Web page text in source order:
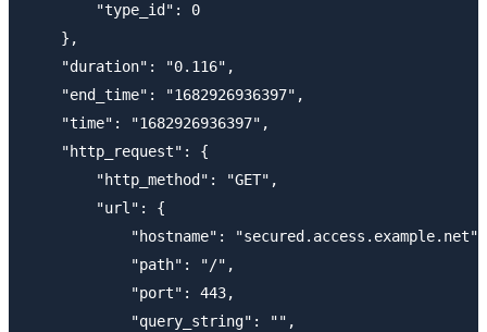
        "type_id": 0
    },
    "duration": "0.116",
    "end_time": "1682926936397",
    "time": "1682926936397",
    "http_request": {
        "http_method": "GET",
        "url": {
            "hostname": "secured.access.example.net",
            "path": "/",
            "port": 443,
            "query_string": "",